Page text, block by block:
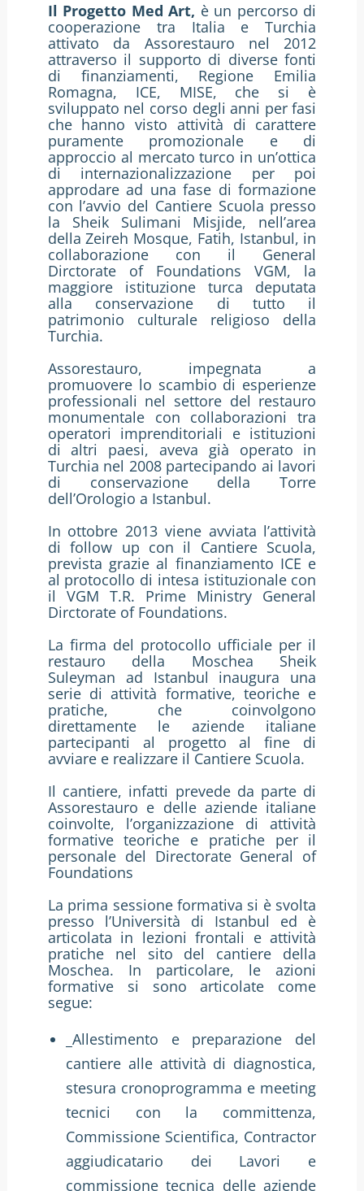
Il Progetto Med Art, è un percorso di
cooperazione tra Italia e Turchia
attivato da Assorestauro nel 2012
attraverso il supporto di diverse fonti
di finanziamenti, Regione Emilia
Romagna, ICE, MISE, che si è
sviluppato nel corso degli anni per fasi
che hanno visto attività di carattere
puramente promozionale e di
approccio al mercato turco in un’ottica
di internazionalizzazione per poi
approdare ad una fase di formazione
con l’avvio del Cantiere Scuola presso
la Sheik Sulimani Misjide, nell’area
della Zeireh Mosque, Fatih, Istanbul, in
collaborazione con il General
Dirctorate of Foundations VGM, la
maggiore istituzione turca deputata
alla conservazione di tutto il
patrimonio culturale religioso della
Turchia.
Assorestauro, impegnata a
promuovere lo scambio di esperienze
professionali nel settore del restauro
monumentale con collaborazioni tra
operatori imprenditoriali e istituzioni
di altri paesi, aveva già operato in
Turchia nel 2008 partecipando ai lavori
di conservazione della Torre
dell’Orologio a Istanbul.
In ottobre 2013 viene avviata l’attività
di follow up con il Cantiere Scuola,
prevista grazie al finanziamento ICE e
al protocollo di intesa istituzionale con
il VGM T.R. Prime Ministry General
Dirctorate of Foundations.
La firma del protocollo ufficiale per il
restauro della Moschea Sheik
Suleyman ad Istanbul inaugura una
serie di attività formative, teoriche e
pratiche, che coinvolgono
direttamente le aziende italiane
partecipanti al progetto al fine di
avviare e realizzare il Cantiere Scuola.
Il cantiere, infatti prevede da parte di
Assorestauro e delle aziende italiane
coinvolte, l’organizzazione di attività
formative teoriche e pratiche per il
personale del Directorate General of
Foundations
La prima sessione formativa si è svolta
presso l’Università di Istanbul ed è
articolata in lezioni frontali e attività
pratiche nel sito del cantiere della
Moschea. In particolare, le azioni
formative si sono articolate come
segue:
_Allestimento e preparazione del
cantiere alle attività di diagnostica,
stesura cronoprogramma e meeting
tecnici con la committenza,
Commissione Scientifica, Contractor
aggiudicatario dei Lavori e
commissione tecnica delle aziende